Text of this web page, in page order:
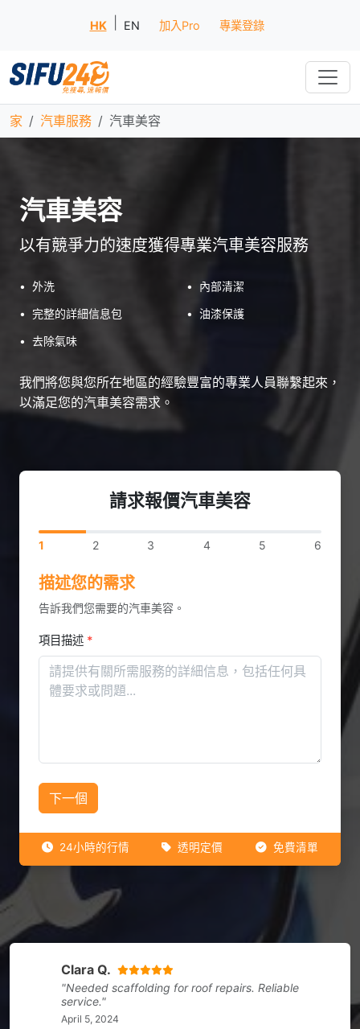
HK EN 加入Pro 專業登錄
家 汽車服務 汽車美容
汽車美容
以有競爭力的速度獲得專業汽車美容服務
• 外洗 •
內部清潔
• 完整的詳細信息包 • 油漆保護
• 去除氣味
我們將您與您所在地區的經驗豐富的專業人員聯繫起來，
以滿足您的汽車美容需求。
請求報價汽車美容
1 2 3 4 5 6
描述您的需求
告訴我們您需要的汽車美容。
項目描述 *
下一個
24小時的行情 透明定價 免費清單
Clara Q.
"Needed scaffolding for roof repairs. Reliable
service."
April 5, 2024